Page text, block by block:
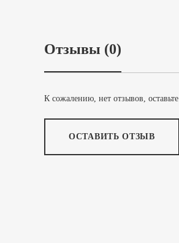
Отзывы (0)
К сожалению, нет отзывов,
ОСТАВИТЬ ОТЗЫВ